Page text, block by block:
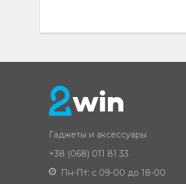
Гаджеты и аксессуары
+38 (068) 011 81 33
Пн-Пт: с 09-00 до 18-00